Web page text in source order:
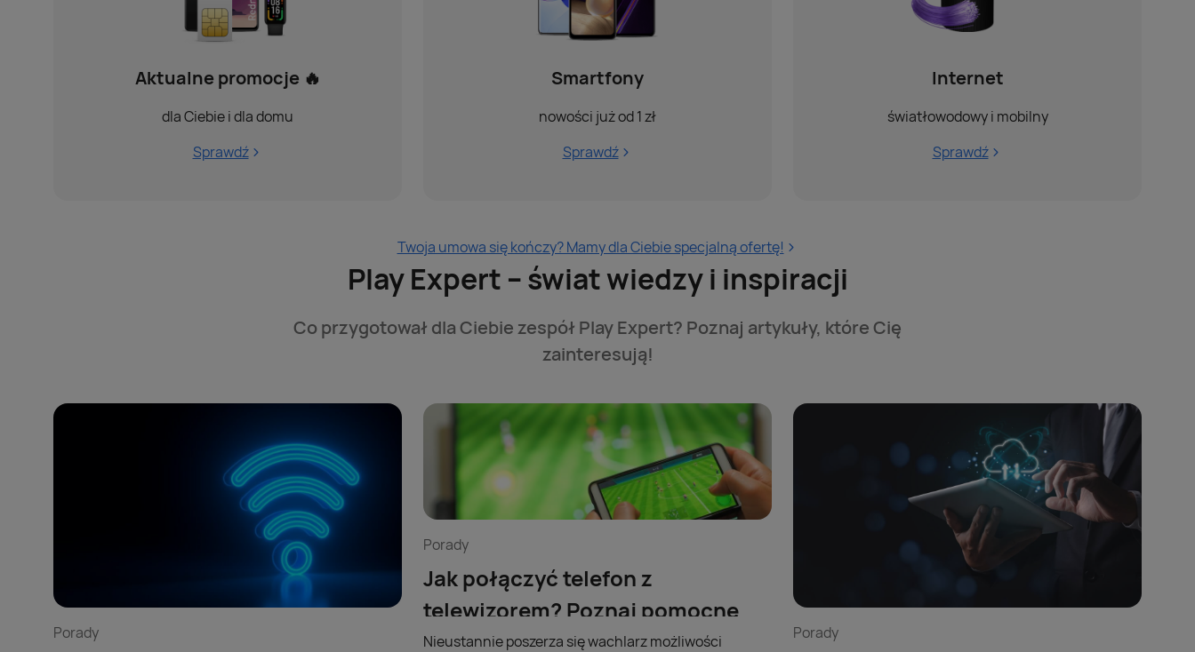
Aktualne promocje 🔥
dla Ciebie i dla domu
Sprawdź
Smartfony
nowości już od 1 zł
Sprawdź
Internet
światłowodowy i mobilny
Sprawdź
Twoja umowa się kończy? Mamy dla Ciebie specjalną ofertę!
Play Expert – świat wiedzy i inspiracji
Co przygotował dla Ciebie zespół Play Expert? Poznaj artykuły, które Cię
zainteresują!
Porady
Porady
Jak połączyć telefon z
telewizorem? Poznaj pomocne
wskazówki!
Nieustannie poszerza się wachlarz możliwości
Porady